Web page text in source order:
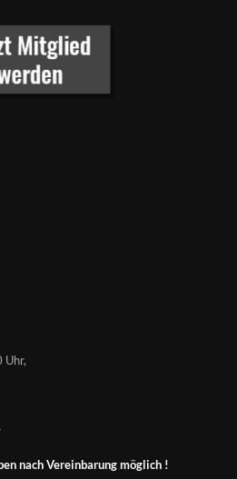
nach Vereinbarung möglich !